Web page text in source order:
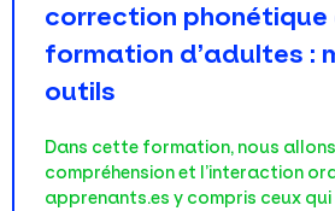
correction phonétique
formation d’adultes :
outils
Dans cette formation, nous allons favoriser la
compréhension et l’interaction
apprenants.es y compris ceux